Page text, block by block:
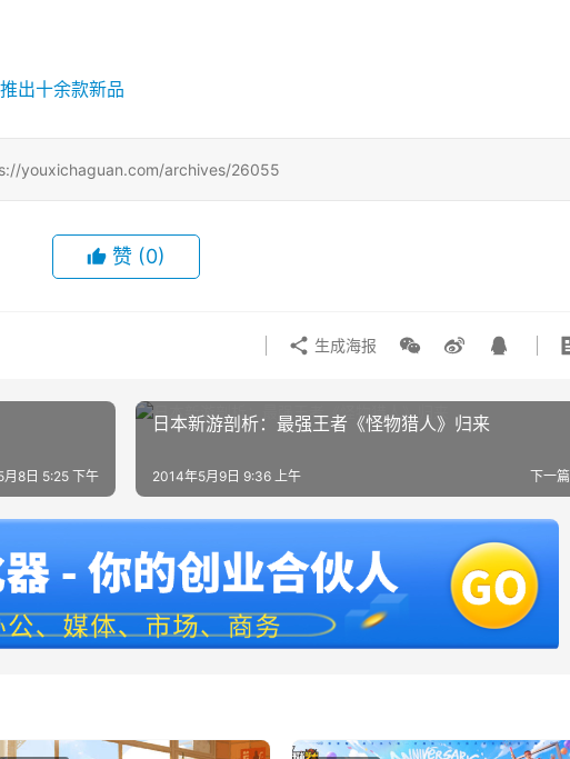
youxichaguan.com/archives/26055
赞 (0)
生成海报
8日 5:25 下午
日本新游剖析：最强王者《怪物猎人》归来
下一篇
2014年5月9日 9:36 上午